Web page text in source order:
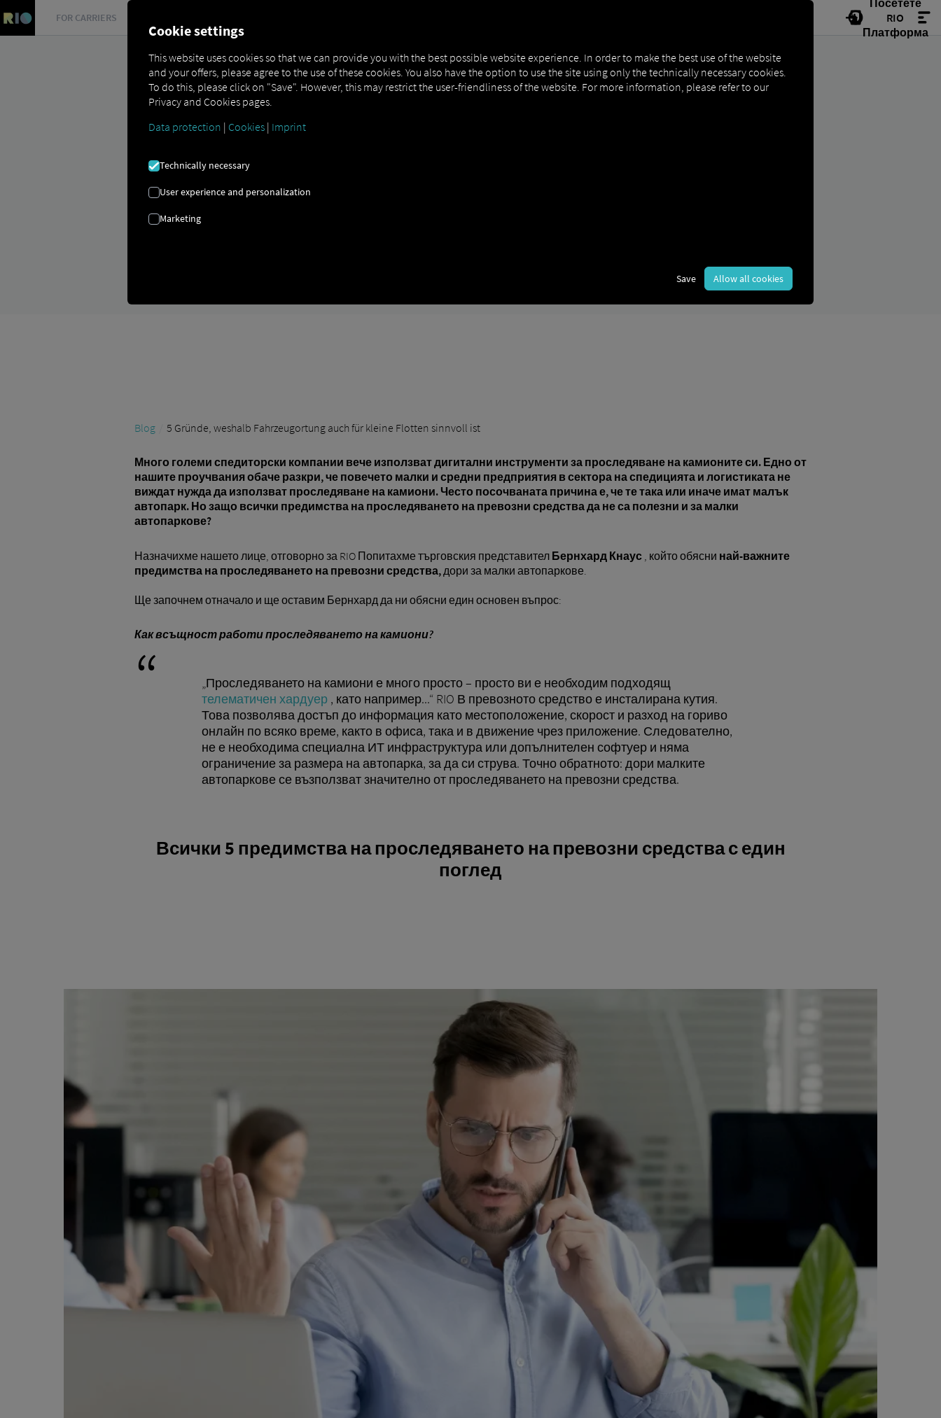
FOR CARRIERS
RIO
Платформа
УПРАВЛЕНИЕ НА АВТОПАРКА | МСП
5 причини, поради които проследяването на превозни средства има смисъл дори за малки
автопаркове
Blog 5 Gründe, weshalb Fahrzeugortung auch für kleine Flotten sinnvoll ist
Много големи спедиторски компании вече използват дигитални инструменти за проследяване на камионите си. Едно от
нашите проучвания обаче разкри, че повечето малки и средни предприятия в сектора на спедицията и логистиката не
виждат нужда да използват проследяване на камиони. Често посочваната причина е, че те така или иначе имат малък
автопарк. Но защо всички предимства на проследяването на превозни средства да не са полезни и за малки
автопаркове?
Назначихме нашето лице, отговорно за RIO Попитахме търговския представител Бернхард Кнаус , който обясни най-важните
предимства на проследяването на превозни средства, дори за малки автопаркове.
Ще започнем отначало и ще оставим Бернхард да ни обясни един основен въпрос:
Как всъщност работи проследяването на камиони?
„Проследяването на камиони е много просто – просто ви е необходим подходящ
телематичен хардуер , като например...“ RIO В превозното средство е инсталирана кутия.
Това позволява достъп до информация като местоположение, скорост и разход на гориво
онлайн по всяко време, както в офиса, така и в движение чрез приложение. Следователно,
не е необходима специална ИТ инфраструктура или допълнителен софтуер и няма
ограничение за размера на автопарка, за да си струва. Точно обратното: дори малките
автопаркове се възползват значително от проследяването на превозни средства.
Всички 5 предимства на проследяването на превозни средства с един
поглед
Cookie settings
This website uses cookies so that we can provide you with the best possible website experience. In order to make the best use of the website
and your offers, please agree to the use of these cookies. You also have the option to use the site using only the technically necessary cookies.
To do this, please click on "Save". However, this may restrict the user-friendliness of the website. For more information, please refer to our
Privacy and Cookies pages.
Data protection | Cookies | Imprint
Technically necessary
User experience and personalization
Marketing
Save Allow all cookies